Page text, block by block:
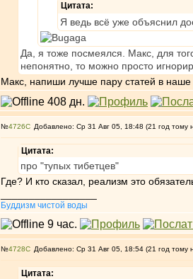
Цитата:
Я ведь всё уже объяснил
Да, я тоже посмеялся. Макс, для
непонятно, то можно просто
Макс, напиши лучше пару статей в
№4726 Добавлено: Ср 31 Авг 05, 18:48 (21 год тому
Цитата:
про "тупых тибетцев"
Где? И кто сказал, реализм это
Буддизм чистой воды
№4728 Добавлено: Ср 31 Авг 05, 18:54 (21 год тому
Цитата: